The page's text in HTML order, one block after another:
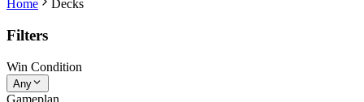
Home
Decks
Filters
Win Condition
Any
Gameplan